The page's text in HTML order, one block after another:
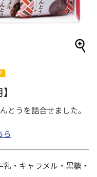
とうを詰合せました。
ら
・キャラメル・黒糖・